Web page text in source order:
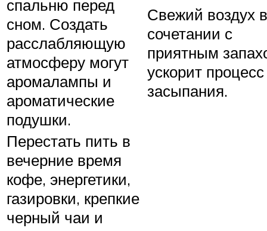
спальню перед
сном. Создать
расслабляющую
атмосферу могут
аромалампы и
ароматические
подушки.
Свежий воздух в
сочетании с
приятным
ускорит процесс
засыпания.
Перестать пить в
вечерние время
кофе, энергетики,
газировки, крепкие
черный чаи и